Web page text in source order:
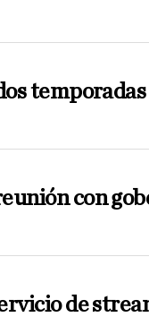
temporadas
con
de